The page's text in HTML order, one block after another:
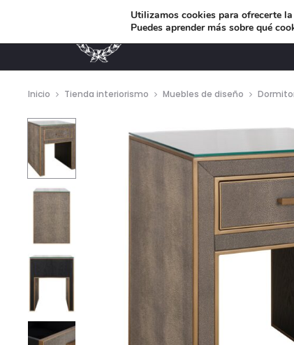
MUEBLES DE
Inicio Tienda interiorismo Muebles de diseño
Utilizamos cookies para ofrecerte
Puedes aprender más sobre qué